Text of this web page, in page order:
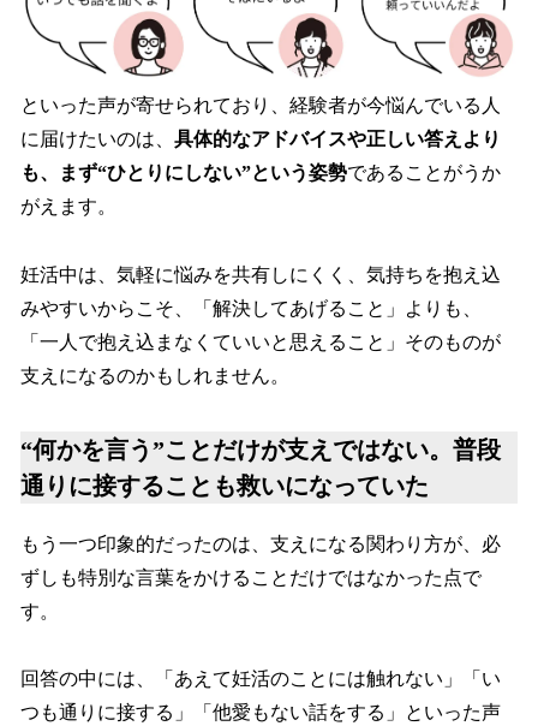
といった声が寄せられており、経験者が今悩んでいる人
に届けたいのは、 具体的なアドバイスや正しい答えより
も、まず“ひとりにしない”という姿勢であることがうか
がえます。
妊活中は、気軽に悩みを共有しにくく、気持ちを抱え込
みやすいからこそ、「解決してあげること」よりも、
「一人で抱え込まなくていいと思えること」そのものが
支えになるのかもしれません。
“何かを言う”ことだけが支えではない。普段
通りに接することも救いになっていた
もう一つ印象的だったのは、支えになる関わり方が、必
ずしも特別な言葉をかけることだけではなかった点で
す。
回答の中には、「あえて妊活のことには触れない」「い
つも通りに接する」「他愛もない話をする」といった声